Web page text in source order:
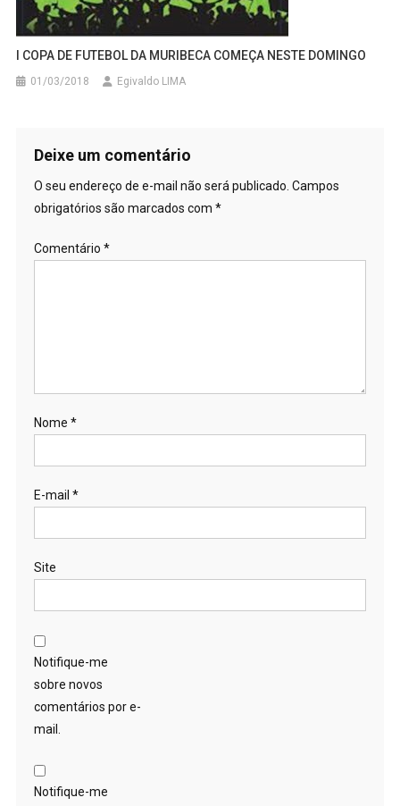
I COPA DE FUTEBOL DA MURIBECA COMEÇA NESTE DOMINGO
01/03/2018 Egivaldo LIMA
Deixe um comentário
O seu endereço de e-mail não será publicado. Campos
obrigatórios são marcados com *
Comentário *
Nome *
E-mail *
Site
Notifique-me
sobre novos
comentários por e-
mail.
Notifique-me